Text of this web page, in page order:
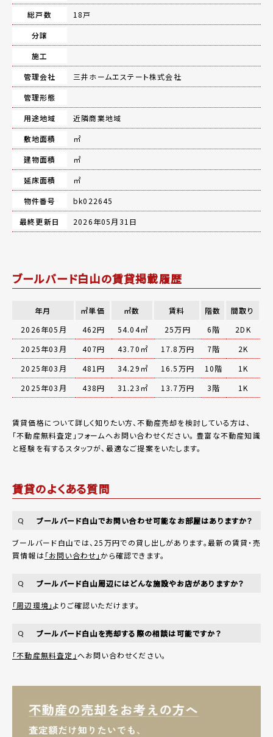
総戸数
18戸
分譲
施工
管理会社
三井ホームエステート株式会社
管理形態
用途地域
近隣商業地域
敷地面積
㎡
建物面積
㎡
延床面積
㎡
物件番号
bk022645
最終更新日
2026年05月31日
ブールバード白山の賃貸掲載履歴
年月 ㎡単価 ㎡数 賃料 階数
間取り
2026年05月
462円 54.04㎡ 25万円 6階
2DK
2025年03月
407円 43.70㎡ 17.8万円 7階
2K
2025年03月
481円 34.29㎡ 16.5万円 10階
1K
2025年03月
438円 31.23㎡ 13.7万円 3階 1K
賃貸価格について詳しく知りたい方、不動産売却を検討している方は、
「不動産無料査定 」フォームへお問い合わせください。 豊富な不動産知識
と経験を有するスタッフが、最適なご提案をいたします。
賃貸のよくある質問
Q ブールバード白山でお問い合わせ可能なお部屋はありますか？
ブールバード白山では、25万円での貸し出しがあります。最新の賃貸・売
買情報は「お問い合わせ」 から確認できます。
Q ブールバード白山周辺にはどんな施設やお店がありますか？
「周辺環境」よりご確認いただけます。
Q ブールバード白山を売却する際の相談は可能ですか？
「不動産無料査定」へお問い合わせください。